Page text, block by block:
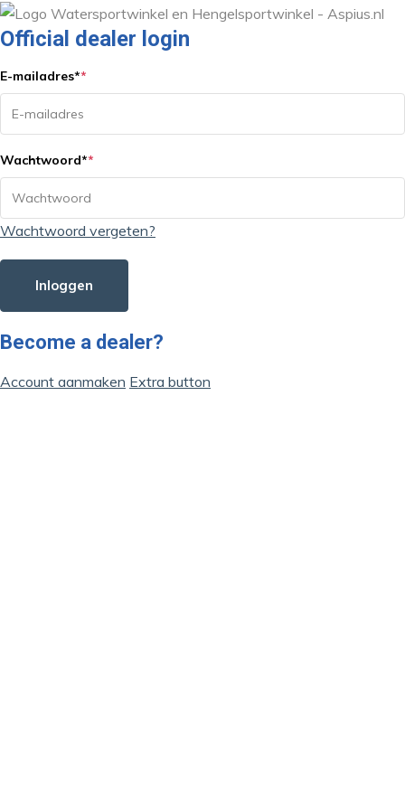
Official dealer login
E-mailadres**
Wachtwoord**
Wachtwoord vergeten?
Inloggen
Become a dealer?
Account aanmaken Extra button